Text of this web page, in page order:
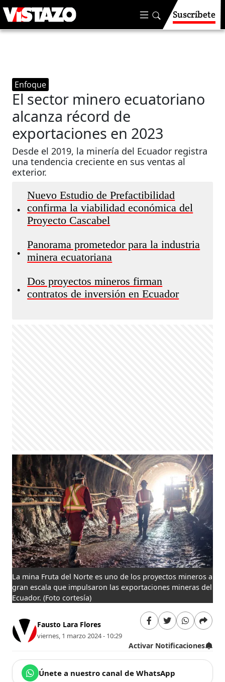
Suscríbete
Enfoque
El sector minero ecuatoriano
alcanza récord de
exportaciones en 2023
Desde el 2019, la minería del Ecuador registra
una tendencia creciente en sus ventas al
exterior.
•
Nuevo Estudio de Prefactibilidad
confirma la viabilidad económica del
Proyecto Cascabel
•
Panorama prometedor para la industria
minera ecuatoriana
•
Dos proyectos mineros firman
contratos de inversión en Ecuador
La mina Fruta del Norte es uno de los proyectos mineros a
gran escala que impulsaron las exportaciones mineras del
Ecuador. (Foto cortesía)
Fausto Lara Flores
viernes, 1 marzo 2024 - 10:29
Activar Notificaciones
Únete a nuestro canal de WhatsApp